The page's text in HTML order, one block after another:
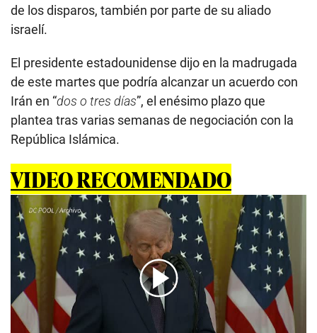
de los disparos, también por parte de su aliado
israelí.
El presidente estadounidense dijo en la madrugada
de este martes que podría alcanzar un acuerdo con
Irán en “dos o tres días”, el enésimo plazo que
plantea tras varias semanas de negociación con la
República Islámica.
VIDEO RECOMENDADO